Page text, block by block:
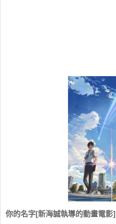
你的名字[新海誠執導的動畫電影]